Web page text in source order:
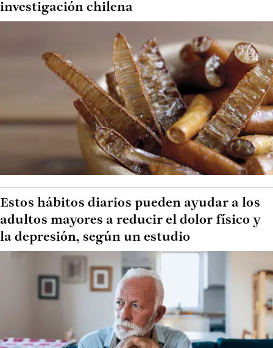
investigación chilena
Estos hábitos diarios pueden ayudar a los
adultos mayores a reducir el dolor físico y
la depresión, según un estudio